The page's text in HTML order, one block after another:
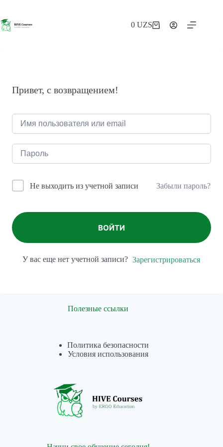
сути
Корзина
0UZS
Привет, с возвращением!
Не выходить из учетной записи Забыли пароль?
ВОЙТИ
У вас еще нет учетной записи? Зарегистрироваться
Полезные ссылки
Политика безопасности
Условия использования